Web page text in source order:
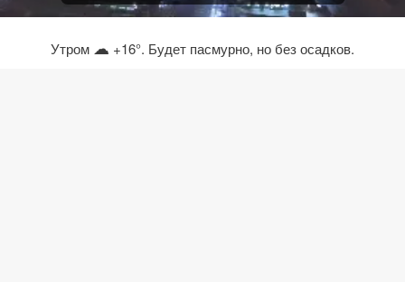
Утром ☁ +16°. Будет пасмурно, но без осадков.